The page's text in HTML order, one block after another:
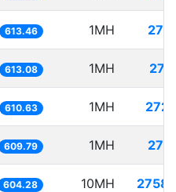
613.46 1MH
613.08 1MH
610.63 1MH
609.79 1MH
604.28 10MH